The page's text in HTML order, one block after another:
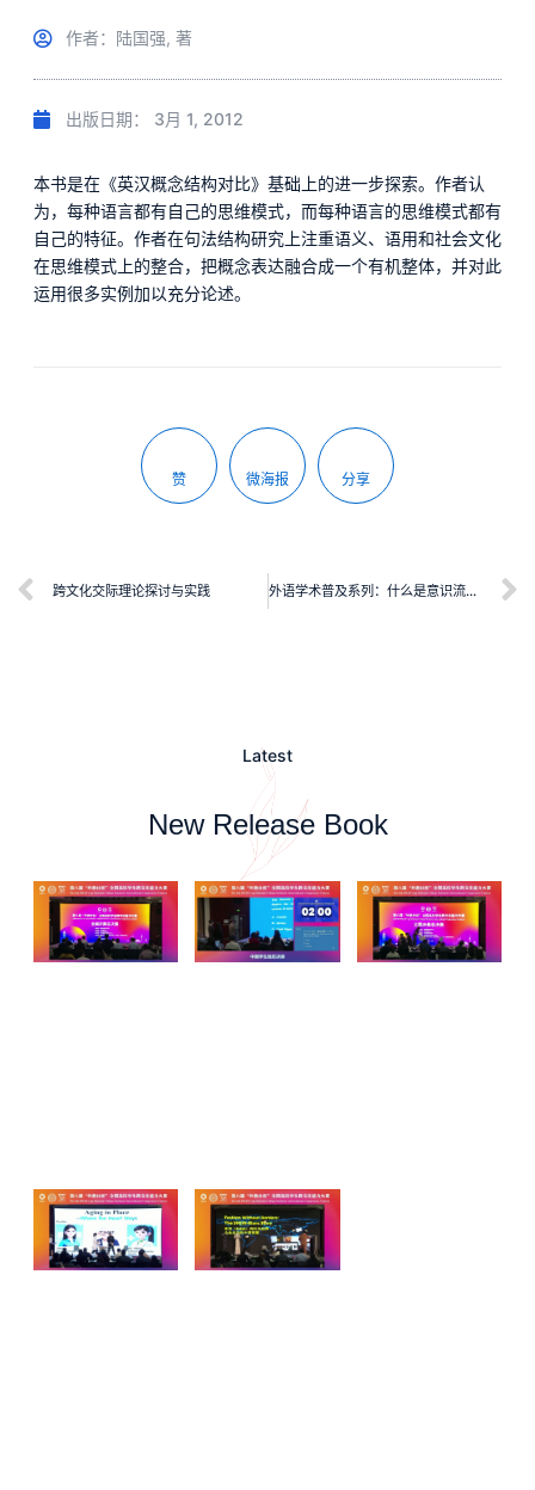
作者：陆国强, 著
出版日期： 3月 1, 2012
本书是在《英汉概念结构对比》基础上的进一步探索。作者认
为，每种语言都有自己的思维模式，而每种语言的思维模式都有
自己的特征。作者在句法结构研究上注重语义、语用和社会文化
在思维模式上的整合，把概念表达融合成一个有机整体，并对此
运用很多实例加以充分论述。
赞 微海报 分享
跨文化交际理论探讨与实践 外语学术普及系列：什么是意识流小说
Latest
New Release Book